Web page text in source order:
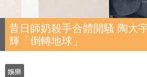
昔日師奶殺手合體開騷 陶大
輝「倒轉地球」
娛樂